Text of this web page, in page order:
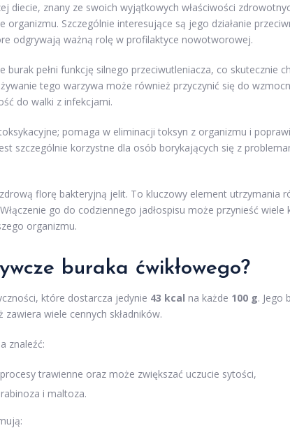
diecie, znany ze swoich wyjątkowych właściwości
organizmu. Szczególnie interesujące są jego działanie
odgrywają ważną rolę w profilaktyce nowotworowej.
burak pełni funkcję silnego przeciwutleniacza, co skutecznie
tego warzywa może również przyczynić się do
do walki z infekcjami.
pomaga w eliminacji toksyn z organizmu i
szczególnie korzystne dla osób borykających się z
florę bakteryjną jelit. To kluczowy element utrzymania
go do codziennego jadłospisu może przynieść wiele
organizmu.
buraka ćwikłowego?
które dostarcza jedynie 43 kcal na każde 100 g. Jego
wiele cennych składników.
znaleźć:
trawienne oraz może zwiększać uczucie sytości,
i maltoza.